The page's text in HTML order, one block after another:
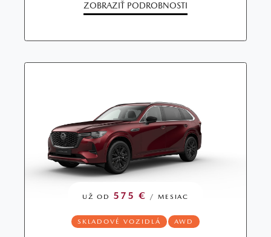
ZOBRAZIŤ PODROBNOSTI
UŽ OD 575 € / MESIAC
SKLADOVÉ VOZIDLÁ AWD